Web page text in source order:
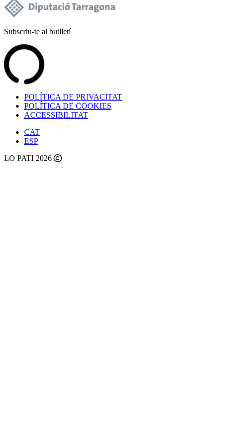
Subscriu-te al butlletí
POLÍTICA DE PRIVACITAT
POLÍTICA DE COOKIES
ACCESSIBILITAT
CAT
ESP
LO PATI 2026